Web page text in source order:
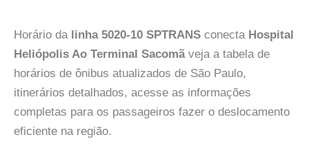
Horário da linha 5020-10 SPTRANS conecta Hospital
Heliópolis Ao Terminal Sacomãveja a tabela de
horários de ônibus atualizados de São Paulo,
itinerários detalhados, acesse as informações
completas para os passageiros fazer o deslocamento
eficiente na região.